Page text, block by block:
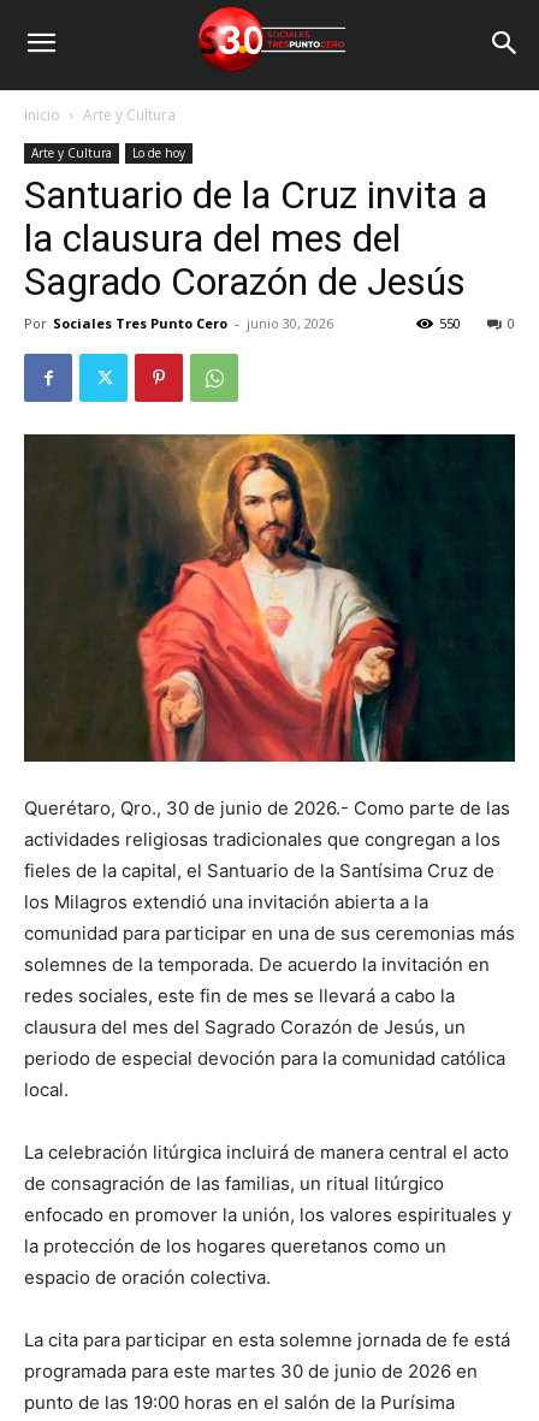
Inicio Arte y Cultura
Arte y Cultura Lo de hoy
Santuario de la Cruz invita a
la clausura del mes del
Sagrado Corazón de Jesús
Por Sociales Tres Punto Cero - junio 30, 2026 0
550
Querétaro, Qro., 30 de junio de 2026.- Como parte de las
actividades religiosas tradicionales que congregan a los
fieles de la capital, el Santuario de la Santísima Cruz de
los Milagros extendió una invitación abierta a la
comunidad para participar en una de sus ceremonias más
solemnes de la temporada. De acuerdo la invitación en
redes sociales, este fin de mes se llevará a cabo la
clausura del mes del Sagrado Corazón de Jesús, un
periodo de especial devoción para la comunidad católica
local.
La celebración litúrgica incluirá de manera central el acto
de consagración de las familias, un ritual litúrgico
enfocado en promover la unión, los valores espirituales y
la protección de los hogares queretanos como un
espacio de oración colectiva.
La cita para participar en esta solemne jornada de fe está
programada para este martes 30 de junio de 2026 en
punto de las 19:00 horas en el salón de la Purísima